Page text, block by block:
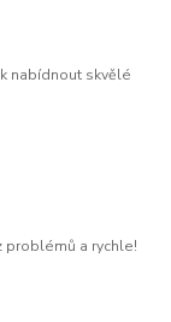
nabídnout skvělé
problémů a rychle!